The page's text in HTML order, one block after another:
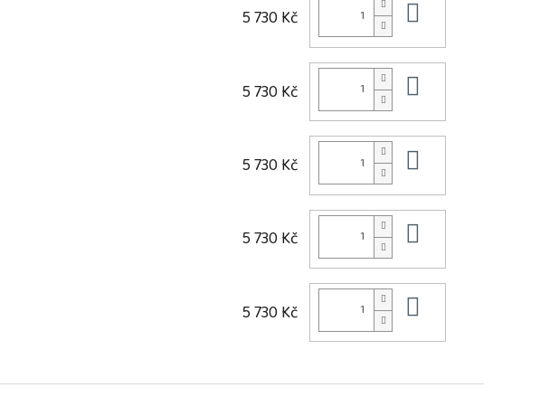
5 730 Kč
5 730 Kč
5 730 Kč
5 730 Kč
5 730 Kč